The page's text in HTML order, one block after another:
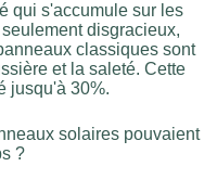
qui s'accumule sur les
disgracieux,
classiques sont
et la saleté. Cette
jusqu'à 30%.
solaires pouvaient
?